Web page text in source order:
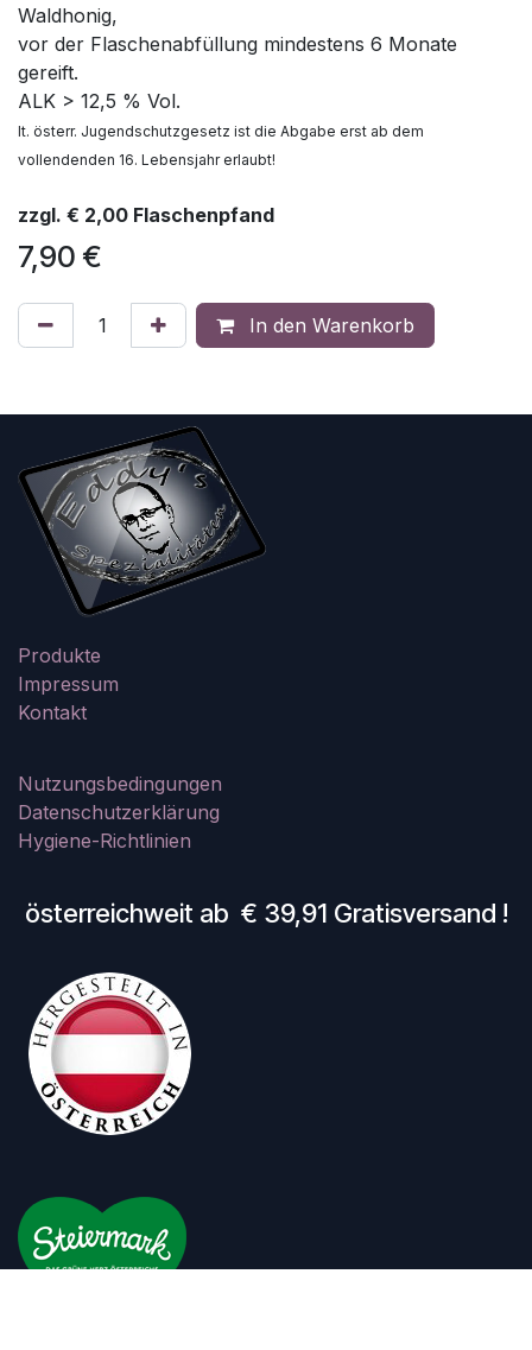
Waldhonig,
vor der Flaschenabfüllung mindestens 6 Monate
gereift.
ALK > 12,5 % Vol.
lt. österr. Jugendschutzgesetz ist die Abgabe erst ab dem
vollendenden 16. Lebensjahr erlaubt!
zzgl. € 2,00 Flaschenpfand
7,90 €
In den Warenkorb
Produkte
Impressum
Kontakt
Nutzungsbedingungen
Datenschutzerklärung
Hygiene-Richtlinien
österreichweit ab € 39,91 Gratisversand !